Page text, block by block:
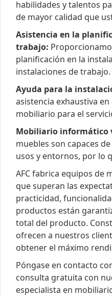
habilidades y talentos
de mayor calidad que
Asistencia en la
trabajo:
planificación en la
instalaciones de trabajo.
Ayuda para la
asistencia exhaustiva
mobiliario para el
Mobiliario informático
muebles son capaces
usos y entornos, por lo
AFC fabrica equipos de
que superan las
practicidad,
productos están
total del producto.
ofrecen a nuestros
obtener el máximo
Póngase en contacto
consulta gratuita con
especialista en